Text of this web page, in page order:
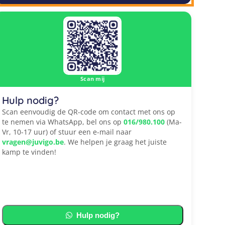
Scan mij
Hulp nodig?
Scan eenvoudig de QR-code om contact met ons op
te nemen via WhatsApp, bel ons op 016/980.100(Ma-
Vr, 10-17 uur) of stuur een e-mail naar
vragen@juvigo.be. We helpen je graag het juiste
kamp te vinden!
Hulp nodig?